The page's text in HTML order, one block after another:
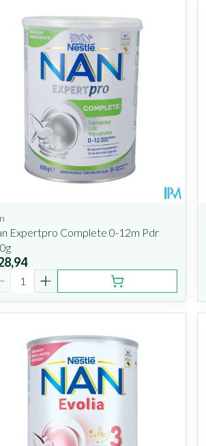
en maximale prijswaarden aan te passen.
Expertpro Complete 0-12m Pdr